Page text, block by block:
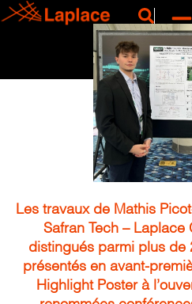
Les travaux de Mathis
Safran Tech – Laplace
distingués parmi plus de
présentés en avant-
Highlight Poster à
renommées